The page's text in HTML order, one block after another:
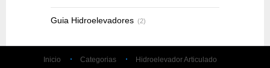
Guia Hidroelevadores (2)
Inicio Categorias Hidroelevador Articulado